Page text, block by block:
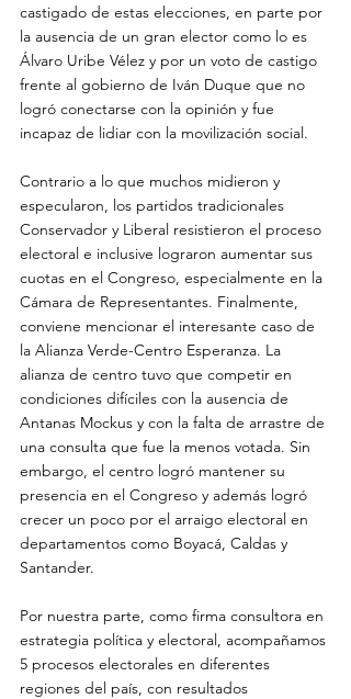
castigado de estas elecciones, en parte por
la ausencia de un gran elector como lo es
Álvaro Uribe Vélez y por un voto de castigo
frente al gobierno de Iván Duque que no
logró conectarse con la opinión y fue
incapaz de lidiar con la movilización social.
Contrario a lo que muchos midieron y
especularon, los partidos tradicionales
Conservador y Liberal resistieron el proceso
electoral e inclusive lograron aumentar sus
cuotas en el Congreso, especialmente en la
Cámara de Representantes. Finalmente,
conviene mencionar el interesante caso de
la Alianza Verde-Centro Esperanza. La
alianza de centro tuvo que competir en
condiciones difíciles con la ausencia de
Antanas Mockus y con la falta de arrastre de
una consulta que fue la menos votada. Sin
embargo, el centro logró mantener su
presencia en el Congreso y además logró
crecer un poco por el arraigo electoral en
departamentos como Boyacá, Caldas y
Santander.
Por nuestra parte, como firma consultora en
estrategia política y electoral, acompañamos
5 procesos electorales en diferentes
regiones del país, con resultados